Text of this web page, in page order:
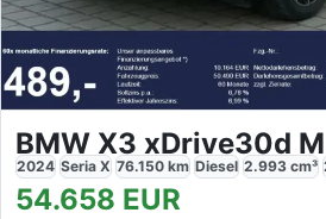
BMW X3 xDrive30d
2024 Seria X 76.150 km Diesel 2.993 cm³
54.658 EUR